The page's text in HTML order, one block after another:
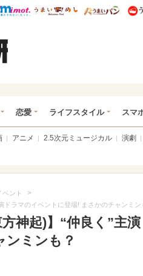
レぴあ総研 ディズニー特集
mimot. うまいめし う
恋愛 ライフスタイル スマ
アニメ 2.5次元ミュージカル 演劇
ベント >
ドラマのイベントに登場! まさかのチャンミン
神起)】“仲良く”主
ンミンも？